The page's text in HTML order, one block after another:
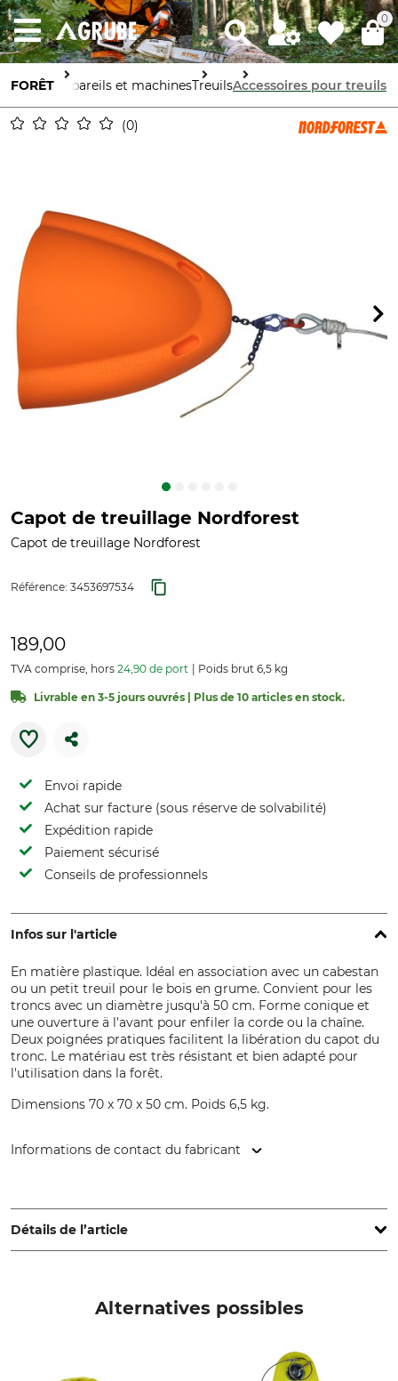
0
FORÊT Appareils et machinesTreuilsAccessoires pour treuils
0
Capot de treuillage Nordforest
Capot de treuillage Nordforest
Référence: 3453697534
189,00
TVA comprise, hors 24,90 de port Poids brut 6,5 kg
Livrable en 3-5 jours ouvrés | Plus de 10 articles en stock.
Envoi rapide
Achat sur facture (sous réserve de solvabilité)
Expédition rapide
Paiement sécurisé
Conseils de professionnels
Infos sur l'article
En matière plastique. Idéal en association avec un cabestan
ou un petit treuil pour le bois en grume. Convient pour les
troncs avec un diamètre jusqu'à 50 cm. Forme conique et
une ouverture ä l'avant pour enfiler la corde ou la chaîne.
Deux poignées pratiques facilitent la libération du capot du
tronc. Le matériau est très résistant et bien adapté pour
l'utilisation dans la forêt.
Dimensions 70 x 70 x 50 cm. Poids 6,5 kg.
Informations de contact du fabricant
www.grube.de
Détails de l’article
Alternatives possibles